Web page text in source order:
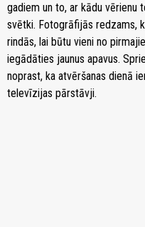
gadiem un to, ar kādu vērienu
svētki. Fotogrāfijās redzams,
rindās, lai būtu vieni no
iegādāties jaunus apavus.
noprast, ka atvēršanas dienā
televīzijas pārstāvji.